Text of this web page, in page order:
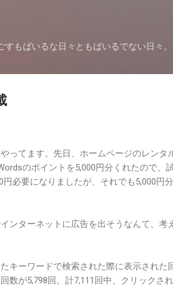
すもばいるな日々ともばいるでない日々
ってます。先日、ホームページのレンタ
のポイントを5,000円分くれたので、
必要になりましたが、それでも5,000円
ンターネットに広告を出そうなんて、考
キーワードで検索された際に表示された
数が5,798回。計7,111回中、クリックされ